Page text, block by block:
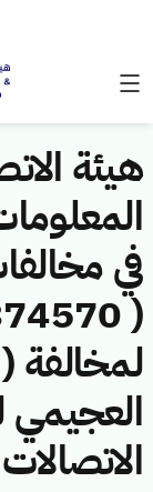
هيئة
في
العجيمي
الاتصالات